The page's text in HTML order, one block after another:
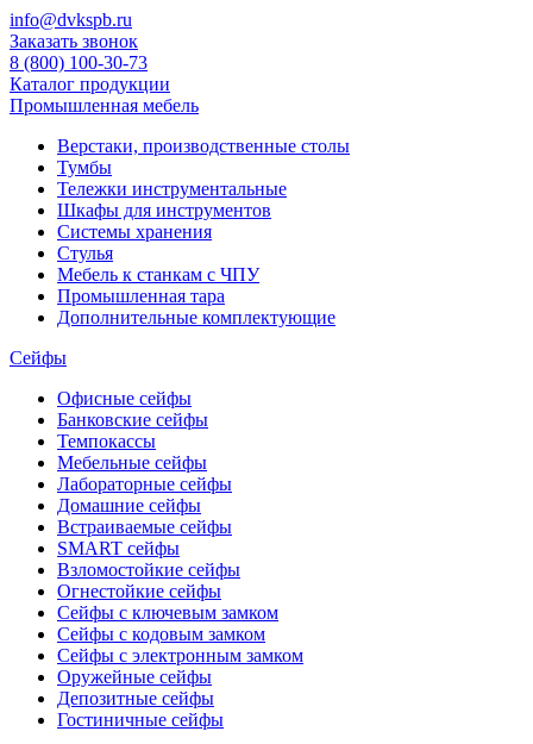
info@dvkspb.ru
Заказать звонок
8 (800) 100-30-73
Каталог продукции
Промышленная мебель
Верстаки, производственные столы
Тумбы
Тележки инструментальные
Шкафы для инструментов
Системы хранения
Стулья
Мебель к станкам с ЧПУ
Промышленная тара
Дополнительные комплектующие
Сейфы
Офисные сейфы
Банковские сейфы
Темпокассы
Мебельные сейфы
Лабораторные сейфы
Домашние сейфы
Встраиваемые сейфы
SMART сейфы
Взломостойкие сейфы
Огнестойкие сейфы
Сейфы с ключевым замком
Сейфы с кодовым замком
Сейфы с электронным замком
Оружейные сейфы
Депозитные сейфы
Гостиничные сейфы